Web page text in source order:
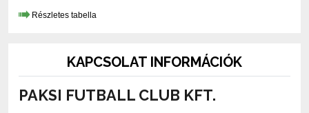
Részletes tabella
KAPCSOLAT INFORMÁCIÓK
PAKSI FUTBALL CLUB KFT.